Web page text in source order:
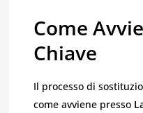
Come
Chiave
Il processo di
come avviene presso